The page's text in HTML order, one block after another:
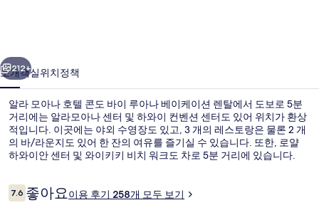
콘
도
바
이
루
아
나
다음
212+
소개객실위치정책
알라 모아나 호텔 콘도 바이 루아나 베이케이션 렌탈에서 도보로 5분
거리에는 알라모아나 센터 및 하와이 컨벤션 센터도 있어 위치가 환상
적입니다. 이곳에는 야외 수영장도 있고, 3 개의 레스토랑은 물론 2 개
의 바/라운지도 있어 한 잔의 여유를 즐기실 수 있습니다. 또한, 로얄
하와이안 센터 및 와이키키 비치 워크도 차로 5분 거리에 있습니다.
이
용
7.610점 만점 중 7.6점.
좋아요이용 후기 258개 모두 보기